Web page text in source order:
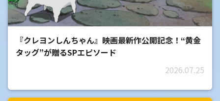
『クレヨンしんちゃん』映画最新作公開記念！“黄金
タッグ”が贈るSPエピソード
2026.07.25